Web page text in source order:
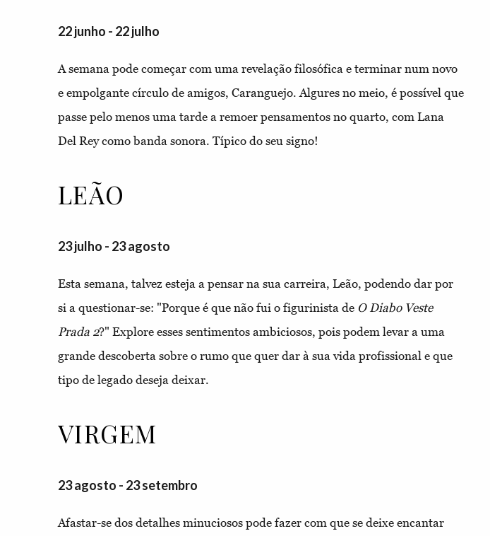
22 junho - 22 julho
A semana pode começar com uma revelação filosófica e terminar num novo
e empolgante círculo de amigos, Caranguejo. Algures no meio, é possível que
passe pelo menos uma tarde a remoer pensamentos no quarto, com Lana
Del Rey como banda sonora. Típico do seu signo!
LEÃO
23 julho - 23 agosto
Esta semana, talvez esteja a pensar na sua carreira, Leão, podendo dar por
si a questionar-se: "Porque é que não fui o figurinista de O Diabo Veste
Prada 2?" Explore esses sentimentos ambiciosos, pois podem levar a uma
grande descoberta sobre o rumo que quer dar à sua vida profissional e que
tipo de legado deseja deixar.
VIRGEM
23 agosto - 23 setembro
Afastar-se dos detalhes minuciosos pode fazer com que se deixe encantar